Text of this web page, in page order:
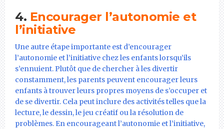
4. Encourager l’autonomie et
l’initiative
Une autre étape importante est d’encourager
l’autonomie et l’initiative chez les enfants lorsqu’ils
s’ennuient. Plutôt que de chercher à les divertir
constamment, les parents peuvent encourager leurs
enfants à trouver leurs propres moyens de s’occuper et
de se divertir. Cela peut inclure des activités telles que la
lecture, le dessin, le jeu créatif ou la résolution de
problèmes. En encourageant l’autonomie et l’initiative,